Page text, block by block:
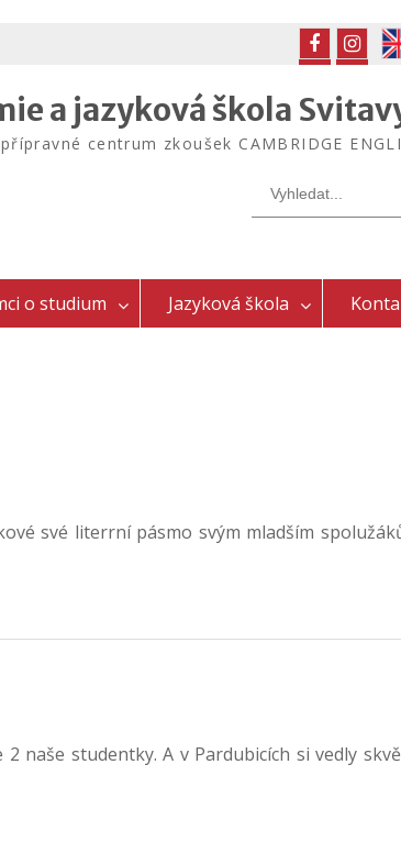
FB
IG
a jazyková škola
centrum zkoušek CAMBRIDGE
for:
o studium Jazyková škola
své literrní pásmo svým mladším
studentky. A v Pardubicích si vedly